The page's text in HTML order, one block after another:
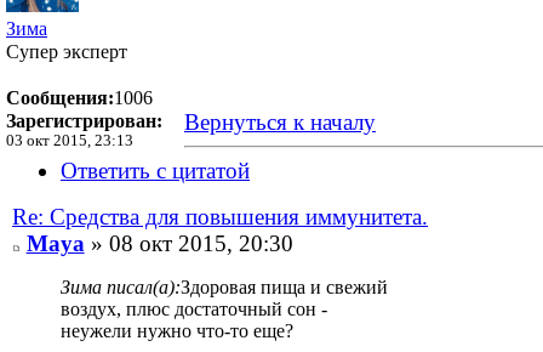
Зима
Супер эксперт
Сообщения:1006
Зарегистрирован:
03 окт 2015, 23:13
Вернуться к началу
Ответить с цитатой
Re: Средства для повышения иммунитета.
Maya » 08 окт 2015, 20:30
Зима писал(а):Здоровая пища и свежий
воздух, плюс достаточный сон -
неужели нужно что-то еще?